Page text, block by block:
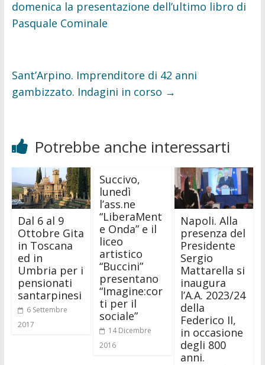
k
domenica la presentazione dell’ultimo libro di
Pasquale Cominale
Sant’Arpino. Imprenditore di 42 anni
gambizzato. Indagini in corso →
Potrebbe anche interessarti
Dal 6 al 9
Ottobre Gita
in Toscana
ed in
Umbria per i
pensionati
santarpinesi
6 Settembre
2017
Succivo,
lunedì
l’ass.ne
“LiberaMent
e Onda” e il
liceo
artistico
“Buccini”
presentano
“Imagine:cor
ti per il
sociale”
14 Dicembre
2016
Napoli. Alla
presenza del
Presidente
Sergio
Mattarella si
inaugura
l’A.A. 2023/24
della
Federico II,
in occasione
degli 800
anni.